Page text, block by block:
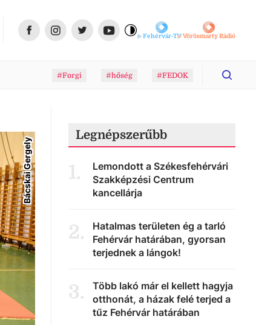
Fehérvár-TVVörösmarty Rádió
#Forgi #hőség #FEDOK
Bácskai Gergely
Legnépszerűbb
1.
Lemondott a Székesfehérvári
Szakképzési Centrum
kancellárja
2.
Hatalmas területen ég a tarló
Fehérvár határában, gyorsan
terjednek a lángok!
3.
Több lakó már el kellett hagyja
otthonát, a házak felé terjed a
tűz Fehérvár határában